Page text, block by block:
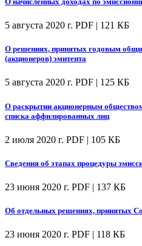
5 августа 2020 г. PDF | 121 КБ
О решениях, принятых годовым
(акционеров) эмитента
5 августа 2020 г. PDF | 125 КБ
О раскрытии акционерным
списка аффилированных лиц
2 июля 2020 г. PDF | 105 КБ
Сведения об этапах процедуры
23 июня 2020 г. PDF | 137 КБ
Об отдельных решениях, принятых
23 июня 2020 г. PDF | 118 КБ